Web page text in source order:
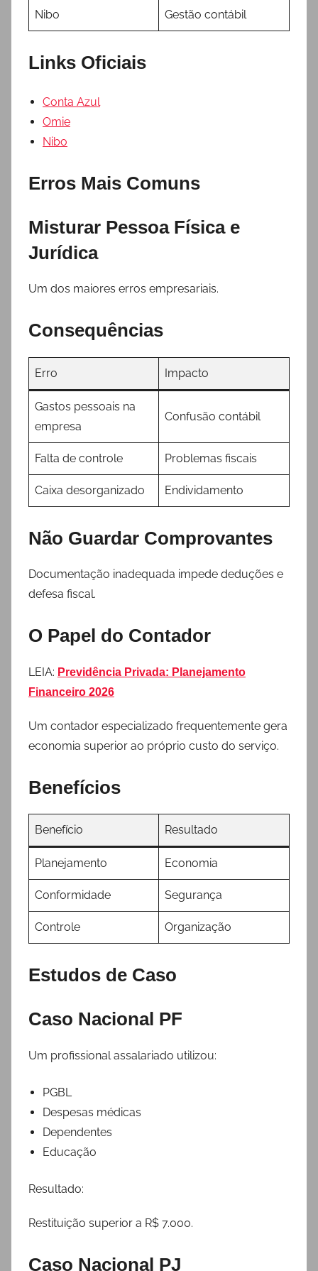
Nibo Gestão contábil
Links Oficiais
Conta Azul
Omie
Nibo
Erros Mais Comuns
Misturar Pessoa Física e
Jurídica
Um dos maiores erros empresariais.
Consequências
Erro Impacto
Gastos pessoais na
empresa
Confusão contábil
Falta de controle Problemas fiscais
Caixa desorganizado Endividamento
Não Guardar Comprovantes
Documentação inadequada impede deduções e
defesa fiscal.
O Papel do Contador
LEIA: Previdência Privada: Planejamento
Financeiro 2026
Um contador especializado frequentemente gera
economia superior ao próprio custo do serviço.
Benefícios
Benefício Resultado
Planejamento Economia
Conformidade Segurança
Controle Organização
Estudos de Caso
Caso Nacional PF
Um profissional assalariado utilizou:
PGBL
Despesas médicas
Dependentes
Educação
Resultado:
Restituição superior a R$ 7.000.
Caso Nacional PJ